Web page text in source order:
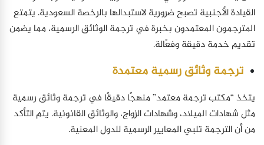
القيادة الأجنبية تصبح ضرورية لاستبدالها بالرخصة السعودية. يتمتع
المترجمون المعتمدون بخبرة في ترجمة الوثائق الرسمية، مما يضمن
تقديم خدمة دقيقة وفعّالة.
ترجمة وثائق رسمية معتمدة
يتخذ “مكتب ترجمة معتمد” منهجًا دقيقًا في ترجمة وثائق رسمية
مثل شهادات الميلاد، وشهادات الزواج، والوثائق القانونية. يتم التأكد
من أن الترجمة تلبي المعايير الرسمية للدول المعنية.